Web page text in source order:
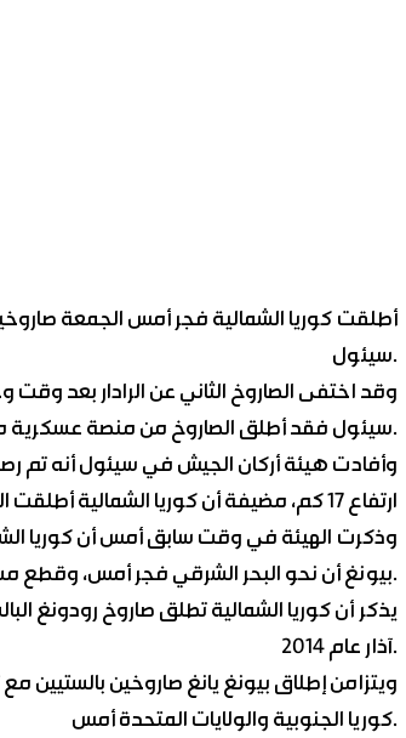
أطلقت كوريا الشمالية فجر أمس الجمعة
سيئول.
وقد اختفى الصاروخ الثاني عن الرادار بعد
سيئول فقد أطلق الصاروخ من منصة عسكرية متحركة قرب مدينة سونتشهون.
وأفادت هيئة أركان الجيش في سيئول أنه تم
ارتفاع 17 كم، مضيفة أن كوريا الشمالية
وذكرت الهيئة في وقت سابق أمس أن كوريا
بيونغ أن نحو البحر الشرقي فجر أمس، وقطع مسافة نحو 800 كم.
آذار عام 2014.
ويتزامن إطلاق بيونغ يانغ صاروخين بالستيين
كوريا الجنوبية والولايات المتحدة أمس.